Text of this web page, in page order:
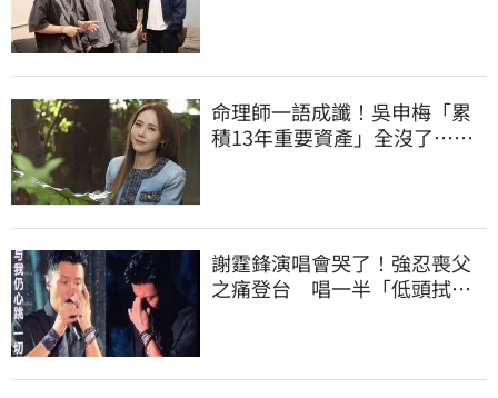
命理師一語成讖！吳申梅「累
積13年重要資產」全沒了…急
謝霆鋒演唱會哭了！強忍喪父
之痛登台 唱一半「低頭拭